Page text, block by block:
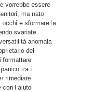
vorrebbe essere
ma nato
occhi e sformare la
svariate
anomala
del
formattare
tra i
rimediare
con l’aiuto